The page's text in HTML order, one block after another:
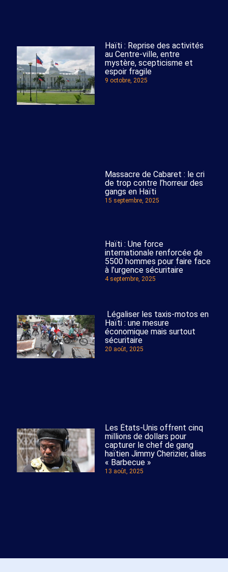
Haïti : Reprise des activités
au Centre-ville, entre
mystère, scepticisme et
espoir fragile
9 octobre, 2025
Massacre de Cabaret : le cri
de trop contre l’horreur des
gangs en Haïti
15 septembre, 2025
Haïti : Une force
internationale renforcée de
5500 hommes pour faire face
à l’urgence sécuritaire
4 septembre, 2025
Légaliser les taxis-motos en
Haïti : une mesure
économique mais surtout
sécuritaire
20 août, 2025
Les États-Unis offrent cinq
millions de dollars pour
capturer le chef de gang
haïtien Jimmy Cherizier, alias
« Barbecue »
13 août, 2025